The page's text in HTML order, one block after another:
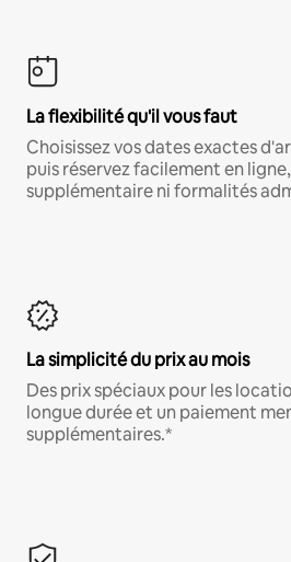
La flexibilité qu'il vous faut
Choisissez vos dates exactes
puis réservez facilement en
supplémentaire ni formalités
La simplicité du prix au mois
Des prix spéciaux pour les
longue durée et un paiement
supplémentaires.*